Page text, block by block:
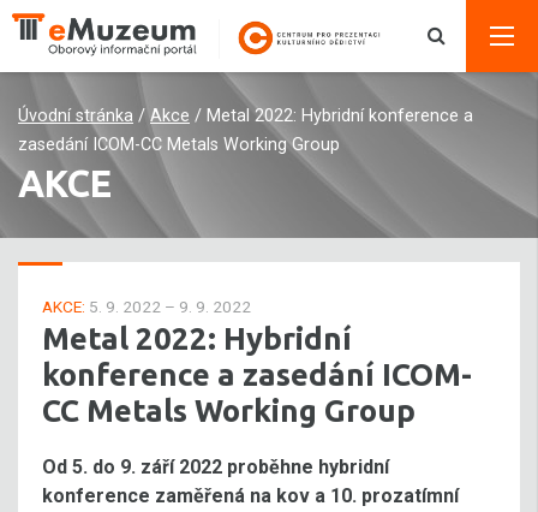
Úvodní stránka / Akce / Metal 2022: Hybridní konference a
zasedání ICOM-CC Metals Working Group
AKCE
AKCE: 5. 9. 2022 – 9. 9. 2022
Metal 2022: Hybridní
konference a zasedání ICOM-
CC Metals Working Group
Od 5. do 9. září 2022 proběhne hybridní
konference zaměřená na kov a 10. prozatímní